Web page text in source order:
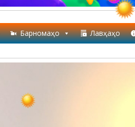
Барномаҳо Лавҳаҳо